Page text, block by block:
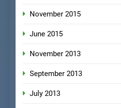
November 2015
June 2015
November 2013
September 2013
July 2013